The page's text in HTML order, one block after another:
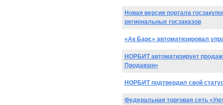
Новая версия портала
региональных госзаказов
«Ак Барс» автоматизировал
НОРБИТ автоматизирует
Продакшн»
НОРБИТ подтвердил свой
Федеральная торговая сеть